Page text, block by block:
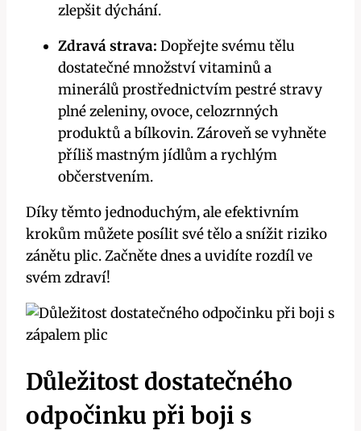
zlepšit dýchání.
Zdravá strava: Dopřejte svému tělu
dostatečné množství vitaminů a
minerálů prostřednictvím pestré stravy
plné zeleniny, ovoce, celozrnných
produktů a bílkovin. Zároveň se vyhněte
příliš mastným jídlům a rychlým
občerstvením.
Díky těmto jednoduchým, ale efektivním
krokům můžete posílit své tělo a snížit riziko
zánětu plic. Začněte dnes a uvidíte rozdíl ve
svém zdraví!
Důležitost dostatečného
odpočinku při boji s